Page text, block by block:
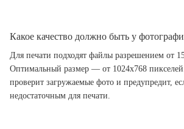
Какое качество должно быть у
Для печати подходят файлы разрешением от
Оптимальный размер — от 1024x768
проверит загружаемые фото и предупредит,
недостаточным для печати.